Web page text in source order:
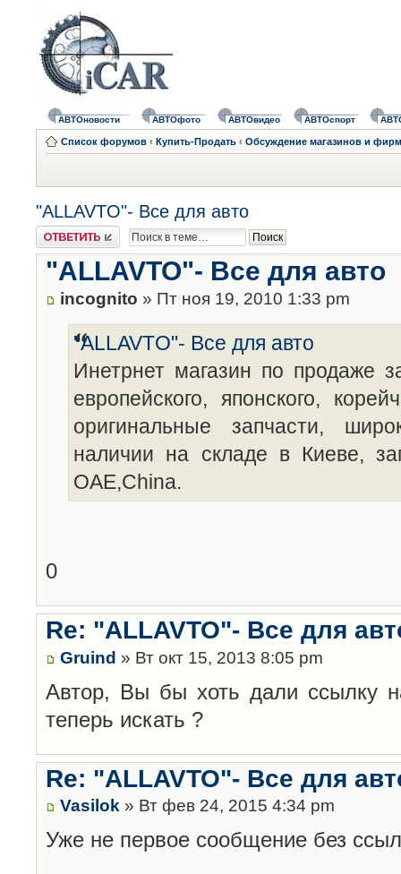
АВТОновости АВТОфото АВТОвидео АВТОспорт
Список форумов ‹ Купить-Продать ‹ Обсуждение магазинов и фирм
"ALLAVTO"- Все для авто
Ответить
"ALLAVTO"- Все для авто
incognito » Пт ноя 19, 2010 1:33 pm
"ALLAVTO"- Все для авто
Инетрнет магазин по продаже
европейского, японского,
оригинальные запчасти,
наличии на складе в Киеве,
OAE,China.
0
Re: "ALLAVTO"- Все для
Gruind » Вт окт 15, 2013 8:05 pm
Автор, Вы бы хоть дали ссылку
теперь искать ?
Re: "ALLAVTO"- Все для
Vasilok » Вт фев 24, 2015 4:34 pm
Уже не первое сообщение без